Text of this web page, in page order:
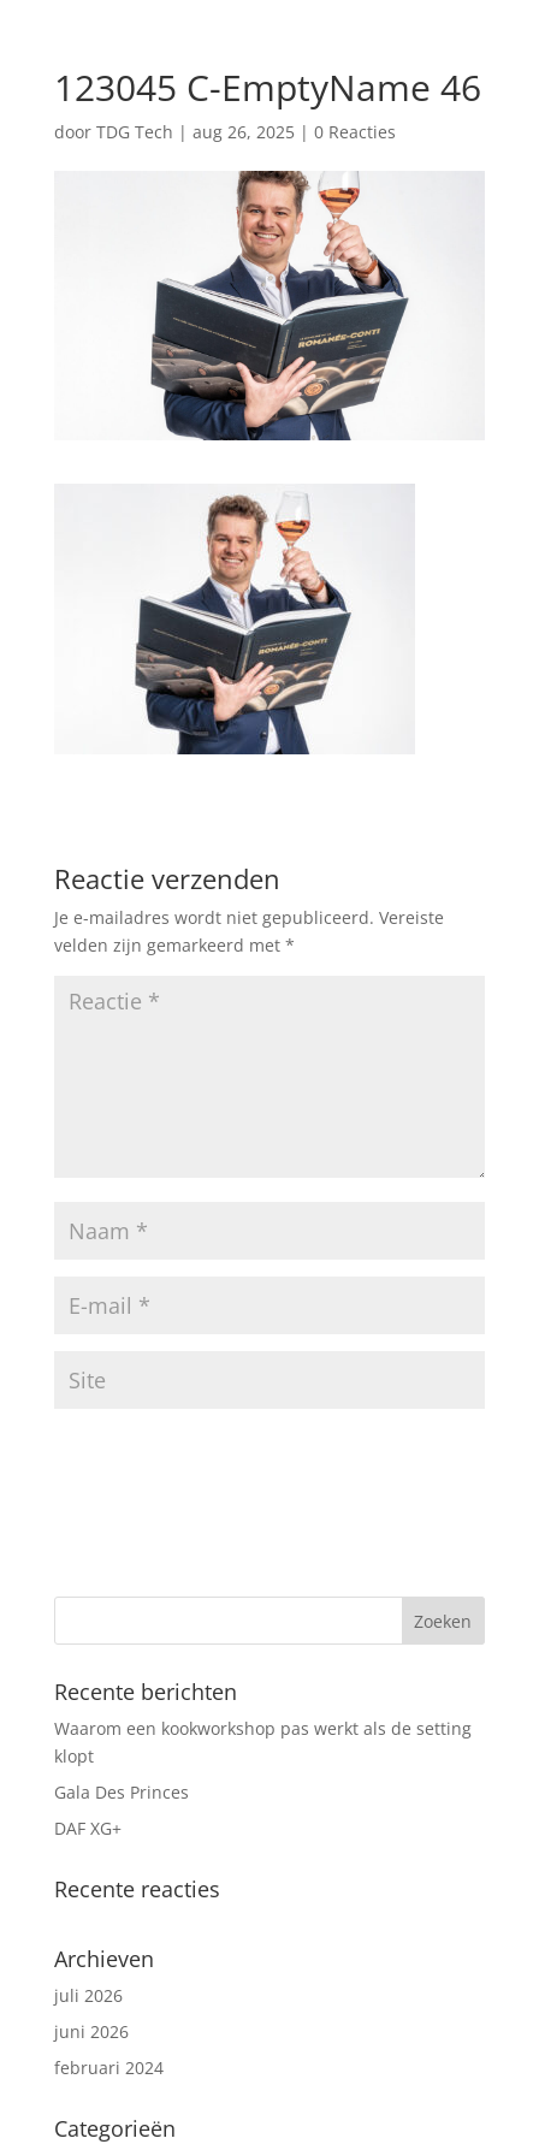
123045 C-EmptyName 46
door TDG Tech | aug 26, 2025| 0 Reacties
Reactie verzenden
Je e-mailadres wordt niet gepubliceerd. Vereiste
velden zijn gemarkeerd met *
Recente berichten
Waarom een kookworkshop pas werkt als de setting
klopt
Gala Des Princes
DAF XG+
Recente reacties
Archieven
juli 2026
juni 2026
februari 2024
Categorieën